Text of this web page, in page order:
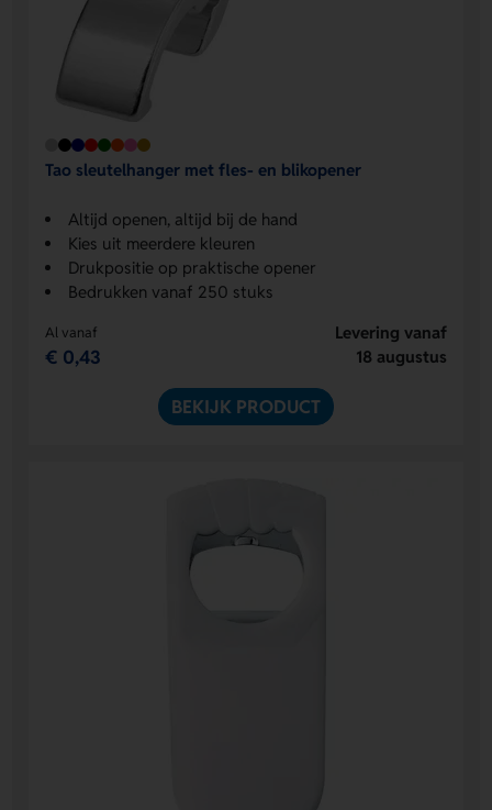
Tao sleutelhanger met fles- en blikopener
Altijd openen, altijd bij de hand
Kies uit meerdere kleuren
Drukpositie op praktische opener
Bedrukken vanaf 250 stuks
Al vanaf
€ 0,43
Levering vanaf
18 augustus
BEKIJK PRODUCT